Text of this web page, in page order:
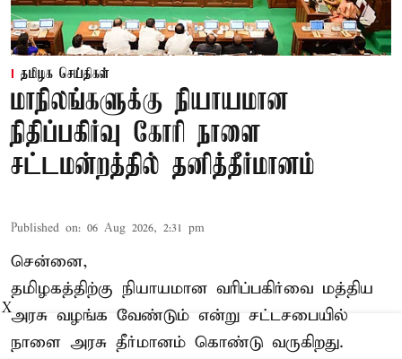
தமிழக செய்திகள்
மாநிலங்களுக்கு நியாயமான
நிதிப்பகிர்வு கோரி நாளை
சட்டமன்றத்தில் தனித்தீர்மானம்
Published on: 06 Aug 2026, 2:31 pm
சென்னை,
தமிழகத்திற்கு நியாயமான வரிப்பகிர்வை மத்திய
அரசு வழங்க வேண்டும் என்று சட்டசபையில்
நாளை அரசு தீர்மானம் கொண்டு வருகிறது.
X